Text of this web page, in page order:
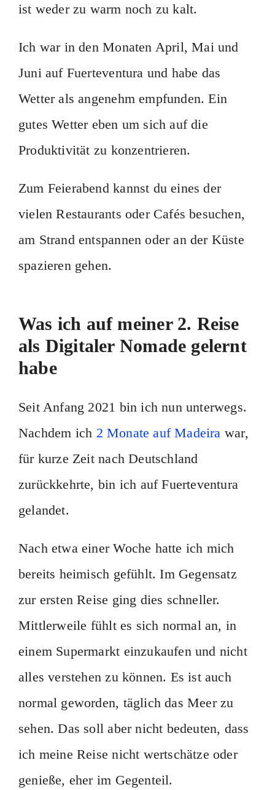
ist weder zu warm noch zu kalt.
Ich war in den Monaten April, Mai und
Juni auf Fuerteventura und habe das
Wetter als angenehm empfunden. Ein
gutes Wetter eben um sich auf die
Produktivität zu konzentrieren.
Zum Feierabend kannst du eines der
vielen Restaurants oder Cafés besuchen,
am Strand entspannen oder an der Küste
spazieren gehen.
Was ich auf meiner 2. Reise
als Digitaler Nomade gelernt
habe
Seit Anfang 2021 bin ich nun unterwegs.
Nachdem ich 2 Monate auf Madeira war,
für kurze Zeit nach Deutschland
zurückkehrte, bin ich auf Fuerteventura
gelandet.
Nach etwa einer Woche hatte ich mich
bereits heimisch gefühlt. Im Gegensatz
zur ersten Reise ging dies schneller.
Mittlerweile fühlt es sich normal an, in
einem Supermarkt einzukaufen und nicht
alles verstehen zu können. Es ist auch
normal geworden, täglich das Meer zu
sehen. Das soll aber nicht bedeuten, dass
ich meine Reise nicht wertschätze oder
genieße, eher im Gegenteil.